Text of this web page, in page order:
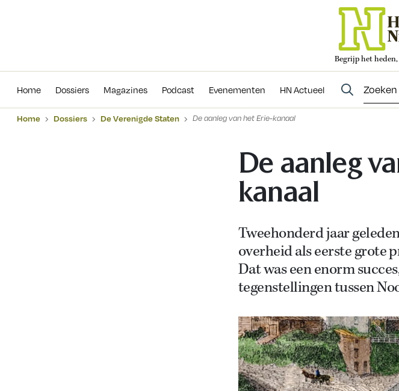
Begrijp het
Home Dossiers Magazines Podcast Evenementen HN Actueel
Evenementen
Home Dossiers De Verenigde Staten De aanleg van het Erie-kanaal
De aanleg
kanaal
Tweehonderd jaar
overheid als eerste grote
Dat was een enorm
tegenstellingen tussen